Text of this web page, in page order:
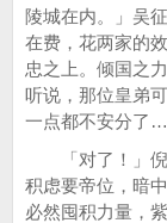
陵城在内。」吴
在费，花两家的效
忠之上。倾国之
听说，那位皇弟可
一点都不安分了
「对了！」倪
积虑要帝位，暗中
必然囤积力量，